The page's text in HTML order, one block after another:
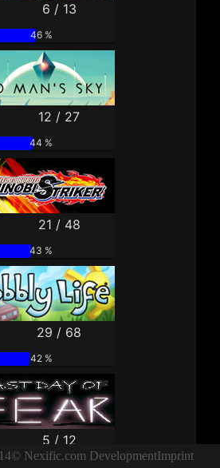
6 / 13
46 %
12 / 27
44 %
21 / 48
43 %
29 / 68
42 %
5 / 12
© Nexific.com DevelopmentImprint